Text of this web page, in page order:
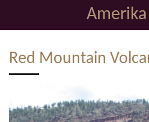
direct
de
hoofdinhoud
Red Mountain